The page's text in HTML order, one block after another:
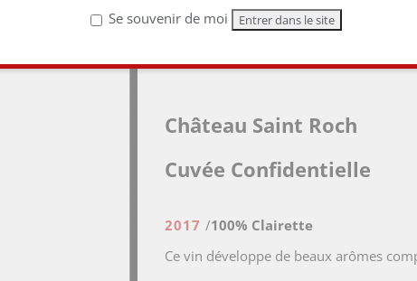
Lirac Blanc
Château Saint Roch
Cuvée Confidentielle
2017 /100% Clairette
Ce vin développe de beaux arômes
Se souvenir de moi